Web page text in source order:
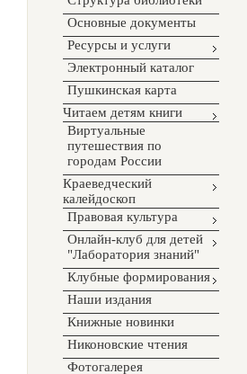
Основные документы
Ресурсы и услуги
Электронный каталог
Пушкинская карта
Читаем детям книги
Виртуальные
путешествия по
городам России
Краеведческий
калейдоскоп
Правовая культура
Онлайн-клуб для детей
"Лаборатория знаний"
Клубные формирования
Наши издания
Книжные новинки
Никоновские чтения
Фотогалерея